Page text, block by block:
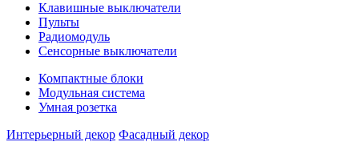
Клавишные выключатели
Пульты
Радиомодуль
Сенсорные выключатели
Компактные блоки
Модульная система
Умная розетка
Интерьерный декор Фасадный декор